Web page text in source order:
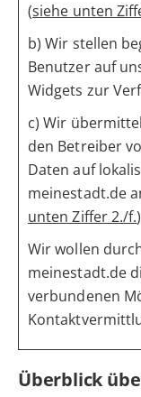
(siehe unten
b) Wir stellen
Benutzer auf
Widgets zur
c) Wir
den Betreiber
Daten auf
meinestadt.de
unten Ziffer 2./f.
Wir wollen
meinestadt.de
verbundenen
Überblick